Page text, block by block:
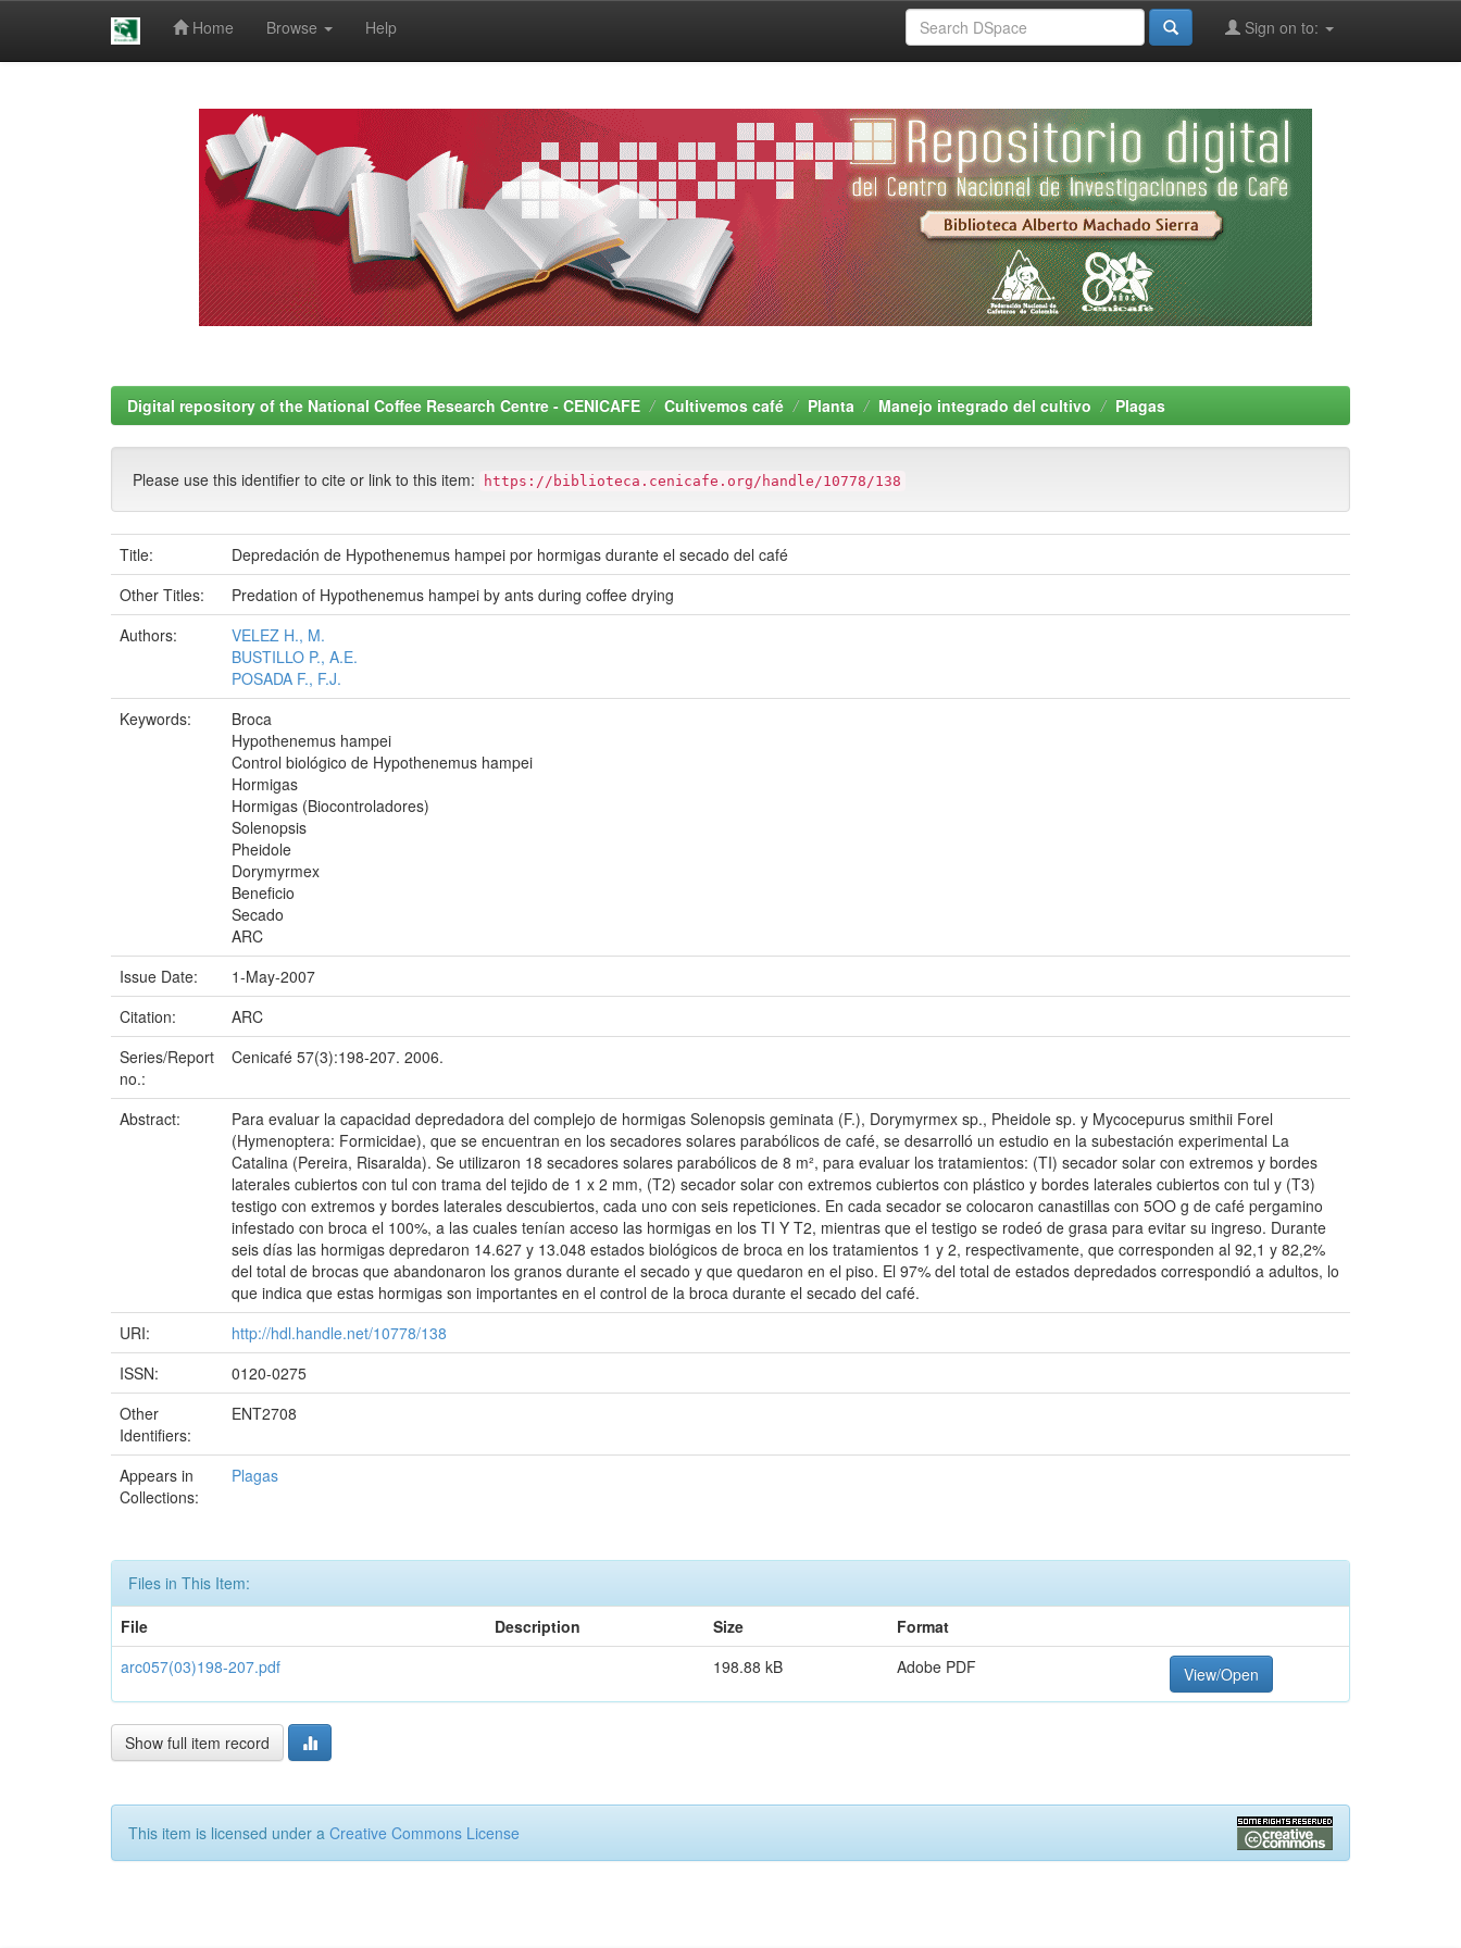
Home Browse Help Sign on to:
Digital repository of the National Coffee Research Centre - CENICAFE Cultivemos café Planta Manejo integrado del cultivo Plagas
Please use this identifier to cite or link to this item: https://biblioteca.cenicafe.org/handle/10778/138
Title:
Depredación de Hypothenemus hampei por hormigas durante el secado del café
Other Titles:
Predation of Hypothenemus hampei by ants during coffee drying
Authors:
VELEZ H., M.
BUSTILLO P., A.E.
POSADA F., F.J.
Keywords:
Broca
Hypothenemus hampei
Control biológico de Hypothenemus hampei
Hormigas
Hormigas (Biocontroladores)
Solenopsis
Pheidole
Dorymyrmex
Beneficio
Secado
ARC
Issue Date:
1-May-2007
Citation:
ARC
Series/Report
no.:
Cenicafé 57(3):198-207. 2006.
Abstract:
Para evaluar la capacidad depredadora del complejo de hormigas Solenopsis geminata (F.), Dorymyrmex sp., Pheidole sp. y Mycocepurus smithii Forel
(Hymenoptera: Formicidae), que se encuentran en los secadores solares parabólicos de café, se desarrolló un estudio en la subestación experimental La
Catalina (Pereira, Risaralda). Se utilizaron 18 secadores solares parabólicos de 8 m², para evaluar los tratamientos: (TI) secador solar con extremos y bordes
laterales cubiertos con tul con trama del tejido de 1 x 2 mm, (T2) secador solar con extremos cubiertos con plástico y bordes laterales cubiertos con tul y (T3)
testigo con extremos y bordes laterales descubiertos, cada uno con seis repeticiones. En cada secador se colocaron canastillas con 5OO g de café pergamino
infestado con broca el 100%, a las cuales tenían acceso las hormigas en los TI Y T2, mientras que el testigo se rodeó de grasa para evitar su ingreso. Durante
seis días las hormigas depredaron 14.627 y 13.048 estados biológicos de broca en los tratamientos 1 y 2, respectivamente, que corresponden al 92,1 y 82,2%
del total de brocas que abandonaron los granos durante el secado y que quedaron en el piso. El 97% del total de estados depredados correspondió a adultos, lo
que indica que estas hormigas son importantes en el control de la broca durante el secado del café.
URI:
http://hdl.handle.net/10778/138
ISSN:
0120-0275
Other
Identifiers:
ENT2708
Appears in
Collections:
Plagas
Files in This Item:
File
Description Size
Format
arc057(03)198-207.pdf
198.88 kB Adobe PDF View/Open
Show full item record
This item is licensed under a Creative Commons License